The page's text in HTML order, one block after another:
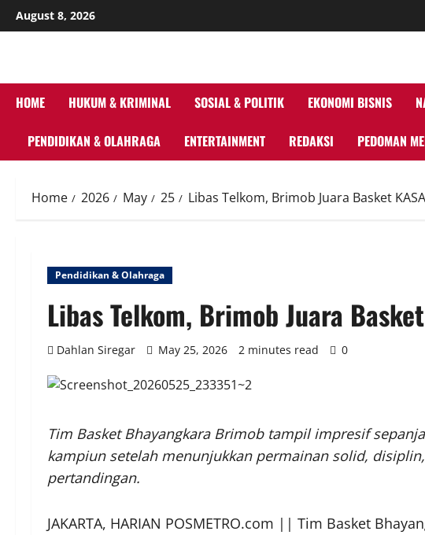
Skip
to
August 8, 2026
HOME HUKUM & KRIMINAL SOSIAL & POLITIK EKONOMI BISNIS
PENDIDIKAN & OLAHRAGA ENTERTAINMENT REDAKSI PEDOMAN
Home 2026 May 25 Libas Telkom, Brimob Juara Basket
Pendidikan & Olahraga
Libas Telkom, Brimob Juara
Dahlan Siregar May 25, 2026 2 minutes read 0
Tim Basket Bhayangkara Brimob tampil impresif
kampiun setelah menunjukkan permainan solid,
pertandingan.
JAKARTA, HARIAN POSMETRO.com || Tim Basket